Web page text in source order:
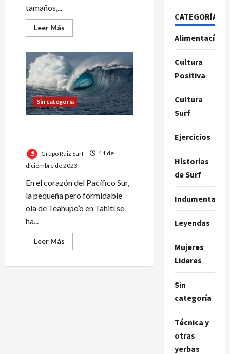
tamaños,...
Leer Más
más
Conocé
sobre
tipos
de
Tablas
de
Surf
y
para
Sin categoría
Grupo Ruiz Surf
11 de
diciembre de 2023
En el corazón del Pacífico Sur,
la pequeña pero formidable
ola de Teahupo’o en Tahití se
ha...
Leer Más
más
Teahupo’o:
CATEGORÍAS
Alimentacíon
Cultura
Positiva
Cultura
Surf
Ejercicios
Historias
de Surf
Indumentaria
Leyendas
Mujeres
Lideres
Sin
categoría
Técnica y
otras
yerbas